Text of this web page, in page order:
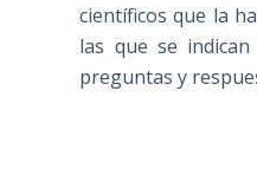
científicos que la
las que se
preguntas y